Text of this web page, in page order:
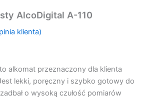
AlcoDigital A-110
klienta)
alkomat przeznaczony dla klienta
lekki, poręczny i szybko gotowy do
o wysoką czułość pomiarów